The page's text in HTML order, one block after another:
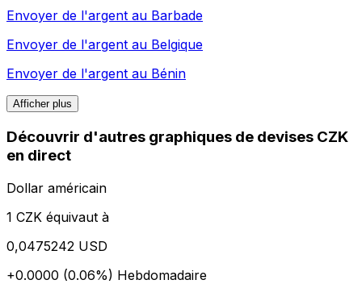
Envoyer de l'argent au Barbade
Envoyer de l'argent au Belgique
Envoyer de l'argent au Bénin
Afficher plus
Découvrir d'autres graphiques de devises CZK
en direct
Dollar américain
1 CZK équivaut à
0,0475242 USD
+0.0000 (0.06%) Hebdomadaire